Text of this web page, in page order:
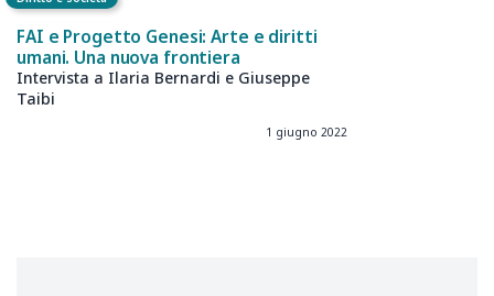
FAI e Progetto Genesi: Arte e diritti
umani. Una nuova frontiera
Intervista a Ilaria Bernardi e Giuseppe
Taibi
1 giugno 2022